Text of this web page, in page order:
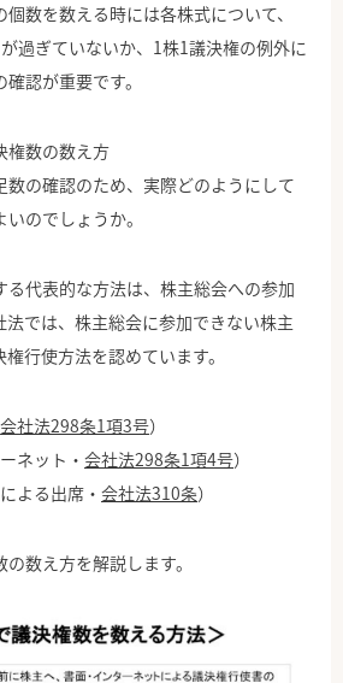
数を数える時には各株式について、
過ぎていないか、1株1議決権の例外に
認が重要です。
権数の数え方
数の確認のため、実際どのようにして
のでしょうか。
る代表的な方法は、株主総会への参加
法では、株主総会に参加できない株主
行使方法を認めています。
会社法298条1項3号）
ネット・ 会社法298条1項4号）
よる出席・ 会社法310条）
数え方を解説します。